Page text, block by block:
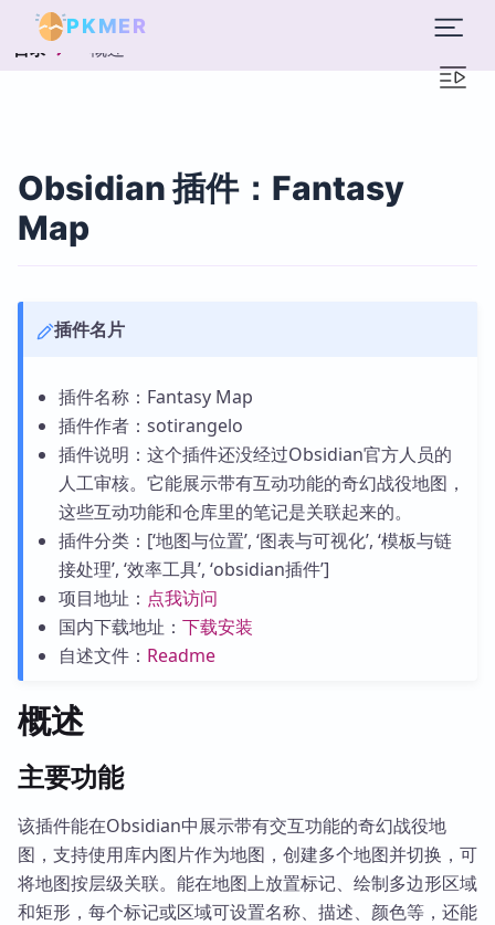
PKMER
目录 概述
Obsidian 插件：Fantasy
Map
插件名片
插件名称：Fantasy Map
插件作者：sotirangelo
插件说明：这个插件还没经过Obsidian官方人员的
人工审核。它能展示带有互动功能的奇幻战役地图，
这些互动功能和仓库里的笔记是关联起来的。
插件分类：[‘地图与位置’, ‘图表与可视化’, ‘模板与链
接处理’, ‘效率工具’, ‘obsidian插件’]
项目地址： 点我访问
国内下载地址： 下载安装
自述文件： Readme
概述
主要功能
该插件能在Obsidian中展示带有交互功能的奇幻战役地
图，支持使用库内图片作为地图，创建多个地图并切换，可
将地图按层级关联。能在地图上放置标记、绘制多边形区域
和矩形，每个标记或区域可设置名称、描述、颜色等，还能